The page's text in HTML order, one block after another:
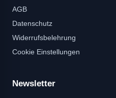
AGB
Datenschutz
Widerrufsbelehrung
Cookie Einstellungen
Newsletter